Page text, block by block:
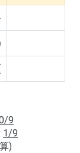
9
1/9
)